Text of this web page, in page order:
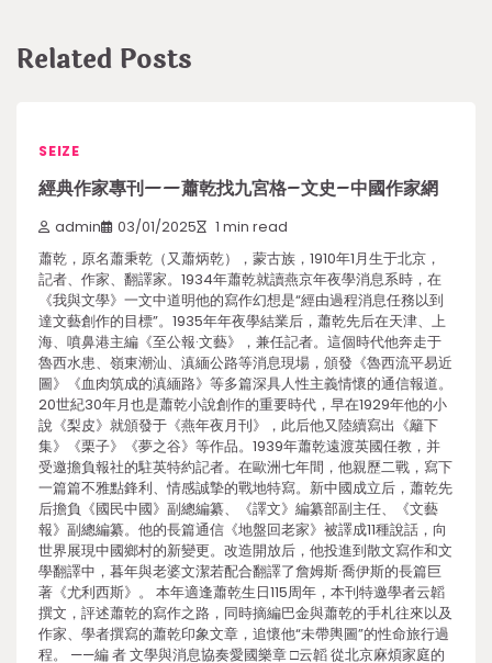
Related Posts
SEIZE
經典作家專刊——蕭乾找九宮格–文史–中國作家網
admin 03/01/2025 1 min read
蕭乾，原名蕭秉乾（又蕭炳乾），蒙古族，1910年1月生于北京，
記者、作家、翻譯家。1934年蕭乾就讀燕京年夜學消息系時，在
《我與文學》一文中道明他的寫作幻想是“經由過程消息任務以到
達文藝創作的目標”。1935年年夜學結業后，蕭乾先后在天津、上
海、噴鼻港主編《至公報·文藝》，兼任記者。這個時代他奔走于
魯西水患、嶺東潮汕、滇緬公路等消息現場，頒發《魯西流平易近
圖》《血肉筑成的滇緬路》等多篇深具人性主義情懷的通信報道。
20世紀30年月也是蕭乾小說創作的重要時代，早在1929年他的小
說《梨皮》就頒發于《燕年夜月刊》，此后他又陸續寫出《籬下
集》《栗子》《夢之谷》等作品。1939年蕭乾遠渡英國任教，并
受邀擔負報社的駐英特約記者。在歐洲七年間，他親歷二戰，寫下
一篇篇不雅點鋒利、情感誠摯的戰地特寫。新中國成立后，蕭乾先
后擔負《國民中國》副總編纂、《譯文》編纂部副主任、《文藝
報》副總編纂。他的長篇通信《地盤回老家》被譯成11種說話，向
世界展現中國鄉村的新變更。改造開放后，他投進到散文寫作和文
學翻譯中，暮年與老婆文潔若配合翻譯了詹姆斯·喬伊斯的長篇巨
著《尤利西斯》。 本年適逢蕭乾生日115周年，本刊特邀學者云韜
撰文，評述蕭乾的寫作之路，同時摘編巴金與蕭乾的手札往來以及
作家、學者撰寫的蕭乾印象文章，追懷他“未帶輿圖”的性命旅行過
程。 ——編 者 文學與消息協奏愛國樂章 □云韜 從北京麻煩家庭的